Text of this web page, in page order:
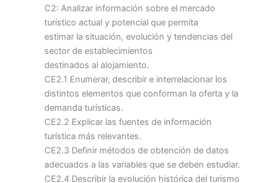
C2: Analizar información sobre el mercado
turístico actual y potencial que permita
estimar la situación, evolución y tendencias del
sector de establecimientos
destinados al alojamiento.
CE2.1 Enumerar, describir e interrelacionar los
distintos elementos que conforman la oferta y la
demanda turísticas.
CE2.2 Explicar las fuentes de información
turística más relevantes.
CE2.3 Definir métodos de obtención de datos
adecuados a las variables que se deben estudiar.
CE2.4 Describir la evolución histórica del turismo